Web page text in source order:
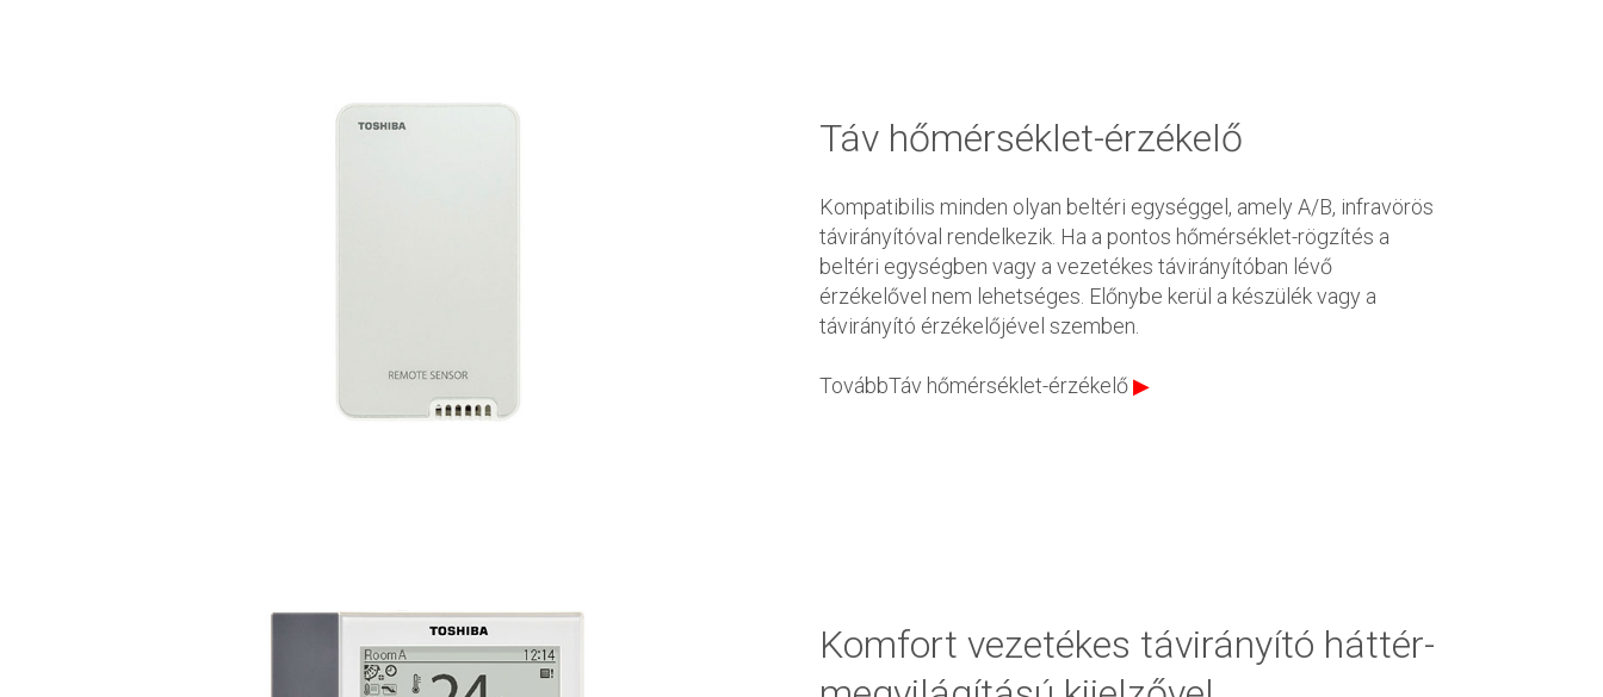
Táv hőmérséklet-érzékelő
Kompatibilis minden olyan beltéri egységgel, amely A/B, infravörös
távirányítóval rendelkezik. Ha a pontos hőmérséklet-rögzítés a
beltéri egységben vagy a vezetékes távirányítóban lévő
érzékelővel nem lehetséges. Előnybe kerül a készülék vagy a
távirányító érzékelőjével szemben.
TovábbTáv hőmérséklet-érzékelő▶
Komfort vezetékes távirányító háttér-